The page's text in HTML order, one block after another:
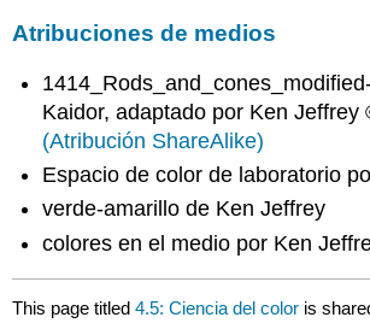
Atribuciones de medios
Kaidor, adaptado por Ken Jeffrey
(Atribución ShareAlike)
Espacio de color de laboratorio
verde-amarillo de Ken Jeffrey
colores en el medio por Ken
This page titled4.5: Ciencia del color is